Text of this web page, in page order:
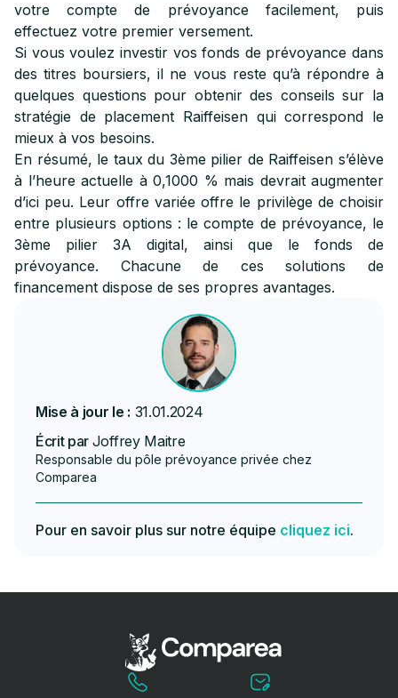
votre compte de prévoyance facilement, puis
effectuez votre premier versement.
Si vous voulez investir vos fonds de prévoyance dans
des titres boursiers, il ne vous reste qu’à répondre à
quelques questions pour obtenir des conseils sur la
stratégie de placement Raiffeisen qui correspond le
mieux à vos besoins.
En résumé, le taux du 3ème pilier de Raiffeisen s’élève
à l’heure actuelle à 0,1000 % mais devrait augmenter
d’ici peu. Leur offre variée offre le privilège de choisir
entre plusieurs options : le compte de prévoyance, le
3ème pilier 3A digital, ainsi que le fonds de
prévoyance. Chacune de ces solutions de
financement dispose de ses propres avantages.
Mise à jour le : 31.01.2024
Écrit par Joffrey Maitre
Responsable du pôle prévoyance privée chez
Comparea
Pour en savoir plus sur notre équipe cliquez ici.